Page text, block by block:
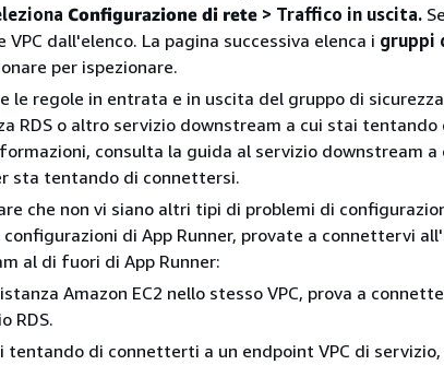
Configurazione di rete > Traffico in uscita.
VPC dall'elenco. La pagina successiva elenca i gruppi
per ispezionare.
le regole in entrata e in uscita del gruppo di
RDS o altro servizio downstream a cui stai
consulta la guida al servizio downstream a
sta tentando di connettersi.
che non vi siano altri tipi di problemi di
di App Runner, provate a connettervi
al di fuori di App Runner:
Amazon EC2 nello stesso VPC, prova a
RDS.
tentando di connetterti a un endpoint VPC di